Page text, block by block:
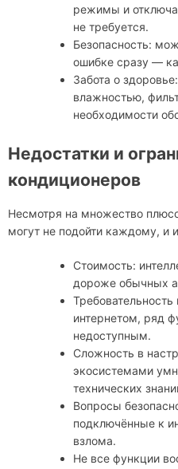
режимы и
не требуется.
Безопасность:
ошибке сразу —
Забота о
влажностью,
необходимости
Недостатки и
кондиционеров
Несмотря на множество
могут не подойти каждому, и
Стоимость:
дороже обычных
интернетом, ряд
недоступным.
Сложность в
экосистемами
технических
Вопросы
подключённые к
взлома.
Не все функции